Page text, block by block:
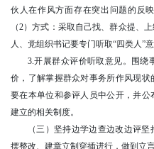
伙人在作风方面存在突出问题的反
（2）方式：采取自己找、群众提、
人、党组织书记要专门听取“四类人”
3.开展群众评价听取意见。围绕
价，了解掌握群众对事务所作风现
要在本单位和参评人员中公开，并
建立的相关制度。
（三）坚持边学边查边改边评
摆整改、建章立制穿插进行，做到立